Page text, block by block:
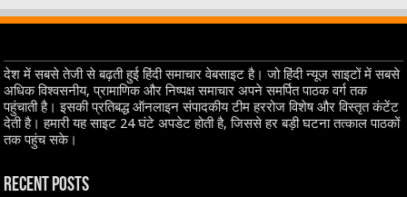
देश में सबसे तेजी से बढ़ती हुई हिंदी समाचार वेबसाइट है। जो हिंदी न्यूज साइटों में सबसे
अधिक विश्वसनीय, प्रामाणिक और निष्पक्ष समाचार अपने समर्पित पाठक वर्ग तक
पहुंचाती है। इसकी प्रतिबद्ध ऑनलाइन संपादकीय टीम हररोज विशेष और विस्तृत कंटेंट
देती है। हमारी यह साइट 24 घंटे अपडेट होती है, जिससे हर बड़ी घटना तत्काल पाठकों
तक पहुंच सके।
Recent Posts